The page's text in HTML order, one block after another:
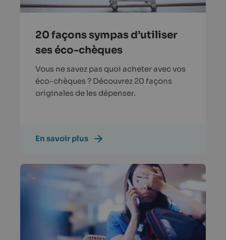
20 façons sympas d’utiliser
ses éco-chèques
Vous ne savez pas quoi acheter avec vos
éco-chèques ? Découvrez 20 façons
originales de les dépenser.
En savoir plus